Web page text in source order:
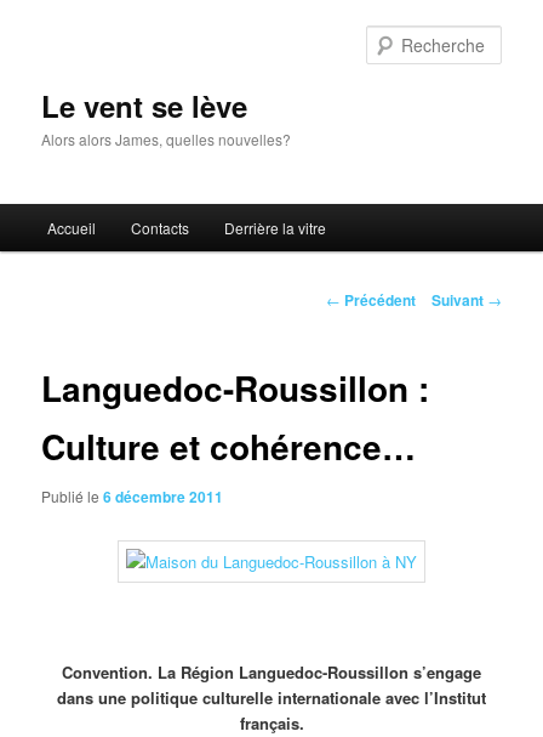
Le vent se lève
Alors alors James, quelles nouvelles?
principal
Accueil Contacts Derrière la vitre
Navigation
← Précédent Suivant →
Languedoc-Roussillon :
Culture et cohérence…
Publié le6 décembre 2011
Convention. La Région Languedoc-Roussillon s’engage
dans une politique culturelle internationale avec l’Institut
français.